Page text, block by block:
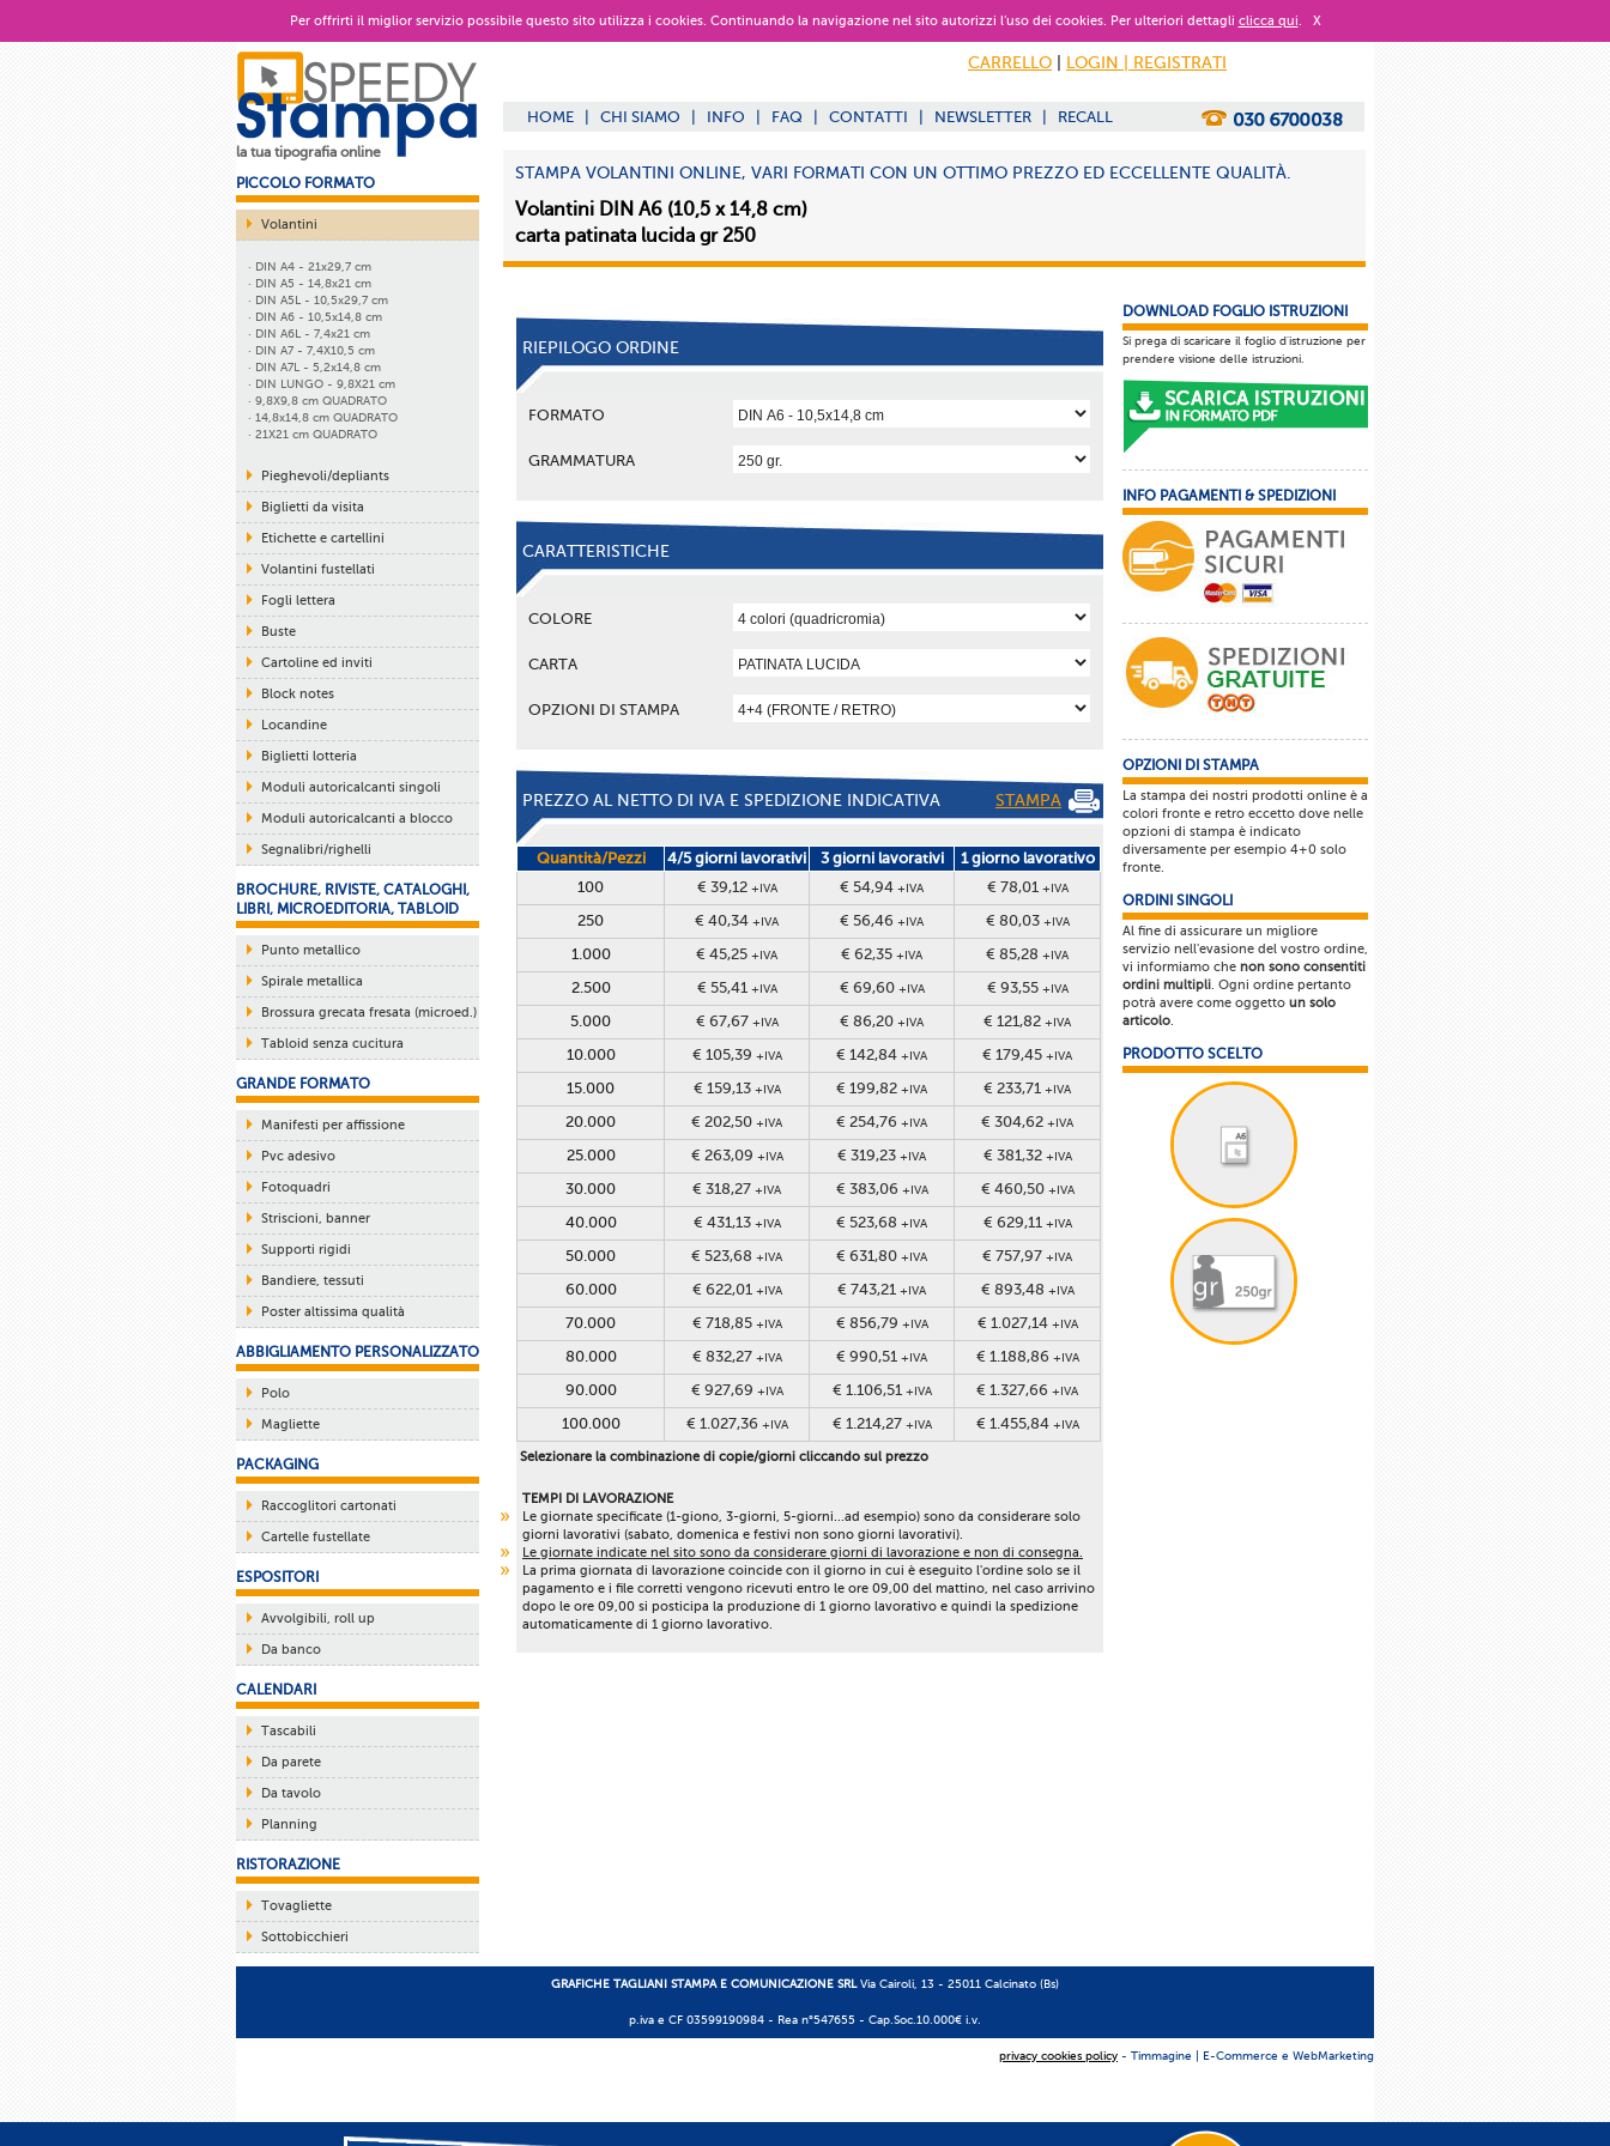
Per offrirti il miglior servizio possibile questo sito utilizza i cookies. Continuando la navigazione nel sito autorizzi l’uso dei cookies. Per ulteriori dettagli clicca qui. X
la tua tipografia online
PICCOLO FORMATO
Volantini
· DIN A4 - 21x29,7 cm
· DIN A5 - 14,8x21 cm
· DIN A5L - 10,5x29,7 cm
· DIN A6 - 10,5x14,8 cm
· DIN A6L - 7,4x21 cm
· DIN A7 - 7,4X10,5 cm
· DIN A7L - 5,2x14,8 cm
· DIN LUNGO - 9,8X21 cm
· 9,8X9,8 cm QUADRATO
· 14,8x14,8 cm QUADRATO
· 21X21 cm QUADRATO
Pieghevoli/depliants
Biglietti da visita
Etichette e cartellini
Volantini fustellati
Fogli lettera
Buste
Cartoline ed inviti
Block notes
Locandine
Biglietti lotteria
Moduli autoricalcanti singoli
Moduli autoricalcanti a blocco
Segnalibri/righelli
BROCHURE, RIVISTE, CATALOGHI,
LIBRI, MICROEDITORIA, TABLOID
Punto metallico
Spirale metallica
Brossura grecata fresata (microed.)
Tabloid senza cucitura
GRANDE FORMATO
Manifesti per affissione
Pvc adesivo
Fotoquadri
Striscioni, banner
Supporti rigidi
Bandiere, tessuti
Poster altissima qualità
ABBIGLIAMENTO PERSONALIZZATO
Polo
Magliette
PACKAGING
Raccoglitori cartonati
Cartelle fustellate
ESPOSITORI
Avvolgibili, roll up
Da banco
CALENDARI
Tascabili
Da parete
Da tavolo
Planning
RISTORAZIONE
Tovagliette
Sottobicchieri
CARRELLO LOGIN | REGISTRATI
HOME CHI SIAMO INFO FAQ CONTATTI NEWSLETTER RECALL
STAMPA VOLANTINI ONLINE, VARI FORMATI CON UN OTTIMO PREZZO ED ECCELLENTE QUALITÀ.
Volantini DIN A6 (10,5 x 14,8 cm)
carta patinata lucida gr 250
RIEPILOGO ORDINE
FORMATO
GRAMMATURA
CARATTERISTICHE
COLORE
CARTA
OPZIONI DI STAMPA
PREZZO AL NETTO DI IVA E SPEDIZIONE INDICATIVA STAMPA
Quantità/Pezzi 4/5 giorni lavorativi 3 giorni lavorativi
1 giorno lavorativo
100
€ 39,12 +IVA € 54,94 +IVA € 78,01 +IVA
250 € 40,34 +IVA € 56,46 +IVA € 80,03 +IVA
1.000 € 45,25 +IVA € 62,35 +IVA € 85,28 +IVA
2.500 € 55,41 +IVA € 69,60 +IVA € 93,55 +IVA
5.000 € 67,67 +IVA € 86,20 +IVA € 121,82 +IVA
10.000 € 105,39 +IVA € 142,84 +IVA € 179,45 +IVA
15.000 € 159,13 +IVA € 199,82 +IVA € 233,71 +IVA
20.000 € 202,50 +IVA € 254,76 +IVA € 304,62 +IVA
25.000 € 263,09 +IVA € 319,23 +IVA € 381,32 +IVA
30.000 € 318,27 +IVA € 383,06 +IVA € 460,50 +IVA
40.000 € 431,13 +IVA € 523,68 +IVA € 629,11 +IVA
50.000 € 523,68 +IVA € 631,80 +IVA € 757,97 +IVA
60.000 € 622,01 +IVA € 743,21 +IVA € 893,48 +IVA
70.000 € 718,85 +IVA € 856,79 +IVA € 1.027,14 +IVA
80.000 € 832,27 +IVA € 990,51 +IVA € 1.188,86 +IVA
90.000 € 927,69 +IVA € 1.106,51 +IVA € 1.327,66 +IVA
100.000 € 1.027,36 +IVA € 1.214,27 +IVA € 1.455,84 +IVA
Selezionare la combinazione di copie/giorni cliccando sul prezzo
TEMPI DI LAVORAZIONE
Le giornate specificate (1-giono, 3-giorni, 5-giorni...ad esempio) sono da considerare solo
giorni lavorativi (sabato, domenica e festivi non sono giorni lavorativi).
Le giornate indicate nel sito sono da considerare giorni di lavorazione e non di consegna.
La prima giornata di lavorazione coincide con il giorno in cui è eseguito l'ordine solo se il
pagamento e i file corretti vengono ricevuti entro le ore 09,00 del mattino, nel caso arrivino
dopo le ore 09,00 si posticipa la produzione di 1 giorno lavorativo e quindi la spedizione
automaticamente di 1 giorno lavorativo.
DOWNLOAD FOGLIO ISTRUZIONI
Si prega di scaricare il foglio d'istruzione per
prendere visione delle istruzioni.
INFO PAGAMENTI & SPEDIZIONI
OPZIONI DI STAMPA
La stampa dei nostri prodotti online è a
colori fronte e retro eccetto dove nelle
opzioni di stampa è indicato
diversamente per esempio 4+0 solo
fronte.
ORDINI SINGOLI
Al fine di assicurare un migliore
servizio nell'evasione del vostro ordine,
vi informiamo che non sono consentiti
ordini multipli. Ogni ordine pertanto
potrà avere come oggetto un solo
articolo.
PRODOTTO SCELTO
GRAFICHE TAGLIANI STAMPA E COMUNICAZIONE SRL Via Cairoli, 13 - 25011 Calcinato (Bs)
p.iva e CF 03599190984 - Rea n°547655 - Cap.Soc.10.000€ i.v.
privacy cookies policy - Timmagine | E-Commerce e WebMarketing